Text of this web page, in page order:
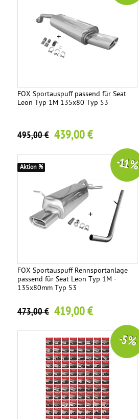
FOX Sportauspuff passend für Seat
Leon Typ 1M 135x80 Typ 53
495,00 € 439,00 €
FOX Sportauspuff Rennsportanlage
passend für Seat Leon Typ 1M -
135x80mm Typ 53
473,00 € 419,00 €
-11 %
Aktion %
-5 %